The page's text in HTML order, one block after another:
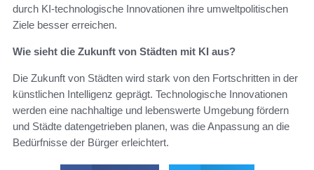
durch KI-technologische Innovationen ihre umweltpolitischen
Ziele besser erreichen.
Wie sieht die Zukunft von Städten mit KI aus?
Die Zukunft von Städten wird stark von den Fortschritten in der
künstlichen Intelligenz geprägt. Technologische Innovationen
werden eine nachhaltige und lebenswerte Umgebung fördern
und Städte datengetrieben planen, was die Anpassung an die
Bedürfnisse der Bürger erleichtert.